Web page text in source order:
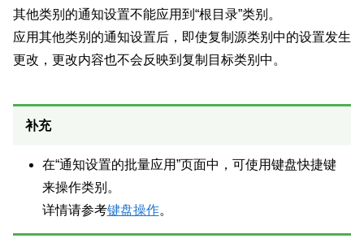
其他类别的通知设置不能应用到“根目录”类别。
应用其他类别的通知设置后，即使复制源类别中的设置发生
更改，更改内容也不会反映到复制目标类别中。
补充
在“通知设置的批量应用”页面中，可使用键盘快捷键
来操作类别。
详情请参考键盘操作。